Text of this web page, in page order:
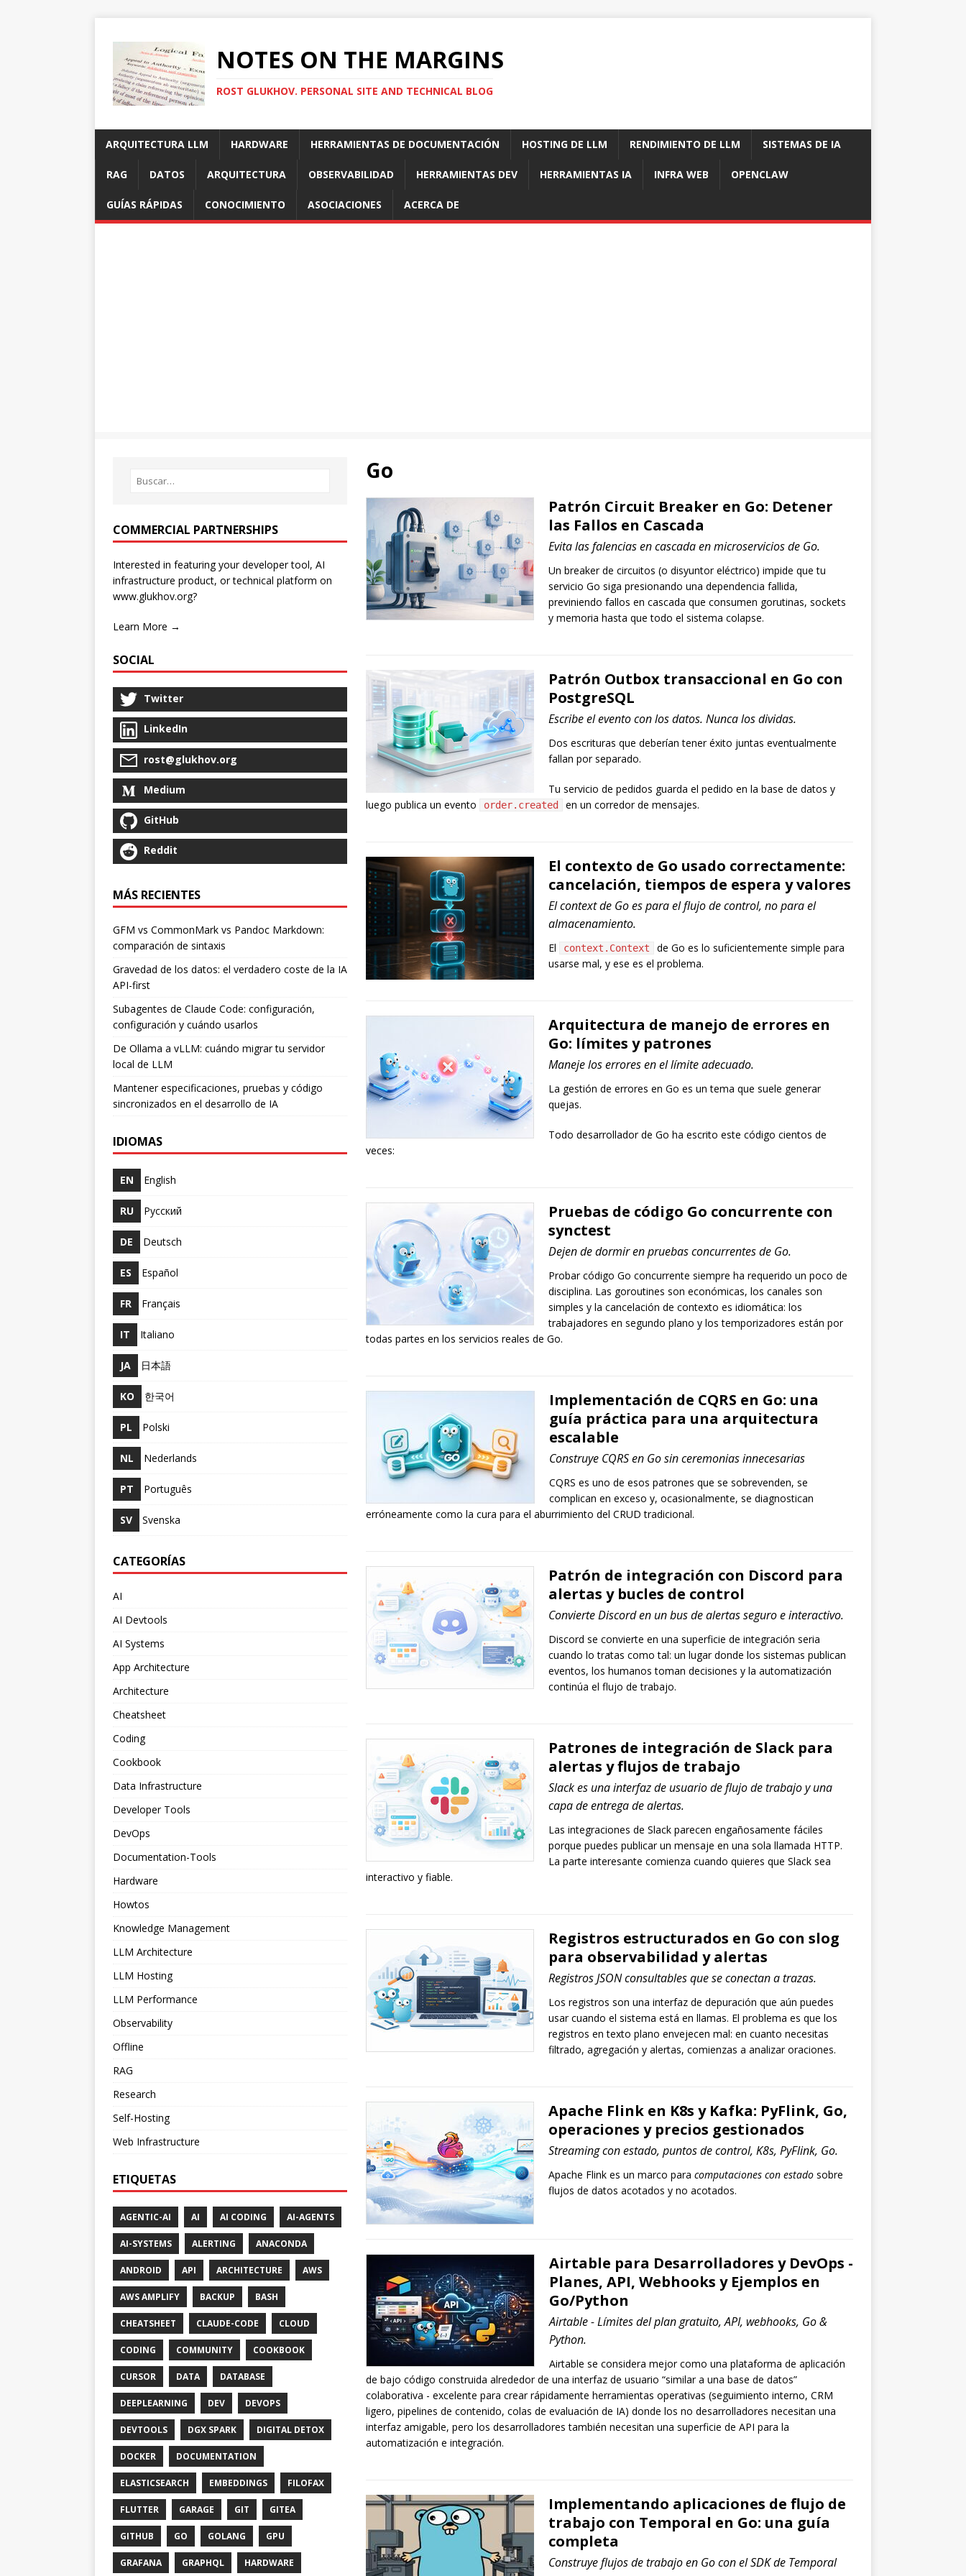
NOTES ON THE MARGINS
ROST GLUKHOV. PERSONAL SITE AND TECHNICAL BLOG
ARQUITECTURA LLM HARDWARE HERRAMIENTAS DE DOCUMENTACIÓN HOSTING DE LLM RENDIMIENTO DE LLM SISTEMAS DE IA
RAG DATOS ARQUITECTURA OBSERVABILIDAD HERRAMIENTAS DEV HERRAMIENTAS IA INFRA WEB OPENCLAW
GUÍAS RÁPIDAS CONOCIMIENTO ASOCIACIONES ACERCA DE
Go
Patrón Circuit Breaker en Go: Detener
las Fallos en Cascada
Evita las falencias en cascada en microservicios de Go.
Un breaker de circuitos (o disyuntor eléctrico) impide que tu
servicio Go siga presionando una dependencia fallida,
previniendo fallos en cascada que consumen gorutinas, sockets
y memoria hasta que todo el sistema colapse.
Patrón Outbox transaccional en Go con
PostgreSQL
Escribe el evento con los datos. Nunca los dividas.
Dos escrituras que deberían tener éxito juntas eventualmente
fallan por separado.
Tu servicio de pedidos guarda el pedido en la base de datos y
luego publica un evento
order.created en un corredor de mensajes.
El contexto de Go usado correctamente:
cancelación, tiempos de espera y valores
El context de Go es para el flujo de control, no para el
almacenamiento.
El context.Context
de Go es lo suficientemente simple para
usarse mal, y ese es el problema.
Arquitectura de manejo de errores en
Go: límites y patrones
Maneje los errores en el límite adecuado.
La gestión de errores en Go es un tema que suele generar
quejas.
Todo desarrollador de Go ha escrito este código cientos de
veces:
Pruebas de código Go concurrente con
synctest
Dejen de dormir en pruebas concurrentes de Go.
Probar código Go concurrente siempre ha requerido un poco de
disciplina. Las goroutines son económicas, los canales son
simples y la cancelación de contexto es idiomática: los
trabajadores en segundo plano y los temporizadores están por
todas partes en los servicios reales de Go.
Implementación de CQRS en Go: una
guía práctica para una arquitectura
escalable
Construye CQRS en Go sin ceremonias innecesarias
CQRS es uno de esos patrones que se sobrevenden, se
complican en exceso y, ocasionalmente, se diagnostican
erróneamente como la cura para el aburrimiento del CRUD tradicional.
Patrón de integración con Discord para
alertas y bucles de control
Convierte Discord en un bus de alertas seguro e interactivo.
Discord se convierte en una superficie de integración seria
cuando lo tratas como tal: un lugar donde los sistemas publican
eventos, los humanos toman decisiones y la automatización
continúa el flujo de trabajo.
Patrones de integración de Slack para
alertas y flujos de trabajo
Slack es una interfaz de usuario de flujo de trabajo y una
capa de entrega de alertas.
Las integraciones de Slack parecen engañosamente fáciles
porque puedes publicar un mensaje en una sola llamada HTTP.
La parte interesante comienza cuando quieres que Slack sea
interactivo y fiable.
Registros estructurados en Go con slog
para observabilidad y alertas
Registros JSON consultables que se conectan a trazas.
Los registros son una interfaz de depuración que aún puedes
usar cuando el sistema está en llamas. El problema es que los
registros en texto plano envejecen mal: en cuanto necesitas
filtrado, agregación y alertas, comienzas a analizar oraciones.
Apache Flink en K8s y Kafka: PyFlink, Go,
operaciones y precios gestionados
Streaming con estado, puntos de control, K8s, PyFlink, Go.
Apache Flink es un marco para computaciones con estadosobre
flujos de datos acotados y no acotados.
Airtable para Desarrolladores y DevOps -
Planes, API, Webhooks y Ejemplos en
Go/Python
Airtable - Límites del plan gratuito, API, webhooks, Go &
Python.
Airtable se considera mejor como una plataforma de aplicación
de bajo código construida alrededor de una interfaz de usuario “similar a una base de datos”
colaborativa - excelente para crear rápidamente herramientas operativas (seguimiento interno, CRM
ligero, pipelines de contenido, colas de evaluación de IA) donde los no desarrolladores necesitan una
interfaz amigable, pero los desarrolladores también necesitan una superficie de API para la
automatización e integración.
Implementando aplicaciones de flujo de
trabajo con Temporal en Go: una guía
completa
Construye flujos de trabajo en Go con el SDK de Temporal
COMMERCIAL PARTNERSHIPS
Interested in featuring your developer tool, AI
infrastructure product, or technical platform on
www.glukhov.org?
Learn More →
SOCIAL
Twitter
LinkedIn
rost@glukhov.org
Medium
GitHub
Reddit
MÁS RECIENTES
GFM vs CommonMark vs Pandoc Markdown:
comparación de sintaxis
Gravedad de los datos: el verdadero coste de la IA
API-first
Subagentes de Claude Code: configuración,
configuración y cuándo usarlos
De Ollama a vLLM: cuándo migrar tu servidor
local de LLM
Mantener especificaciones, pruebas y código
sincronizados en el desarrollo de IA
IDIOMAS
EN English
RU Русский
DE Deutsch
ES Español
FR Français
IT Italiano
JA 日本語
KO 한국어
PL Polski
NL Nederlands
PT Português
SV Svenska
CATEGORÍAS
AI
AI Devtools
AI Systems
App Architecture
Architecture
Cheatsheet
Coding
Cookbook
Data Infrastructure
Developer Tools
DevOps
Documentation-Tools
Hardware
Howtos
Knowledge Management
LLM Architecture
LLM Hosting
LLM Performance
Observability
Offline
RAG
Research
Self-Hosting
Web Infrastructure
ETIQUETAS
AGENTIC-AI AI AI CODING AI-AGENTS
AI-SYSTEMS ALERTING ANACONDA
ANDROID API ARCHITECTURE AWS
AWS AMPLIFY BACKUP BASH
CHEATSHEET CLAUDE-CODE CLOUD
CODING COMMUNITY COOKBOOK
CURSOR DATA DATABASE
DEEPLEARNING DEV DEVOPS
DEVTOOLS DGX SPARK DIGITAL DETOX
DOCKER DOCUMENTATION
ELASTICSEARCH EMBEDDINGS FILOFAX
FLUTTER GARAGE GIT GITEA
GITHUB GO GOLANG GPU
GRAFANA GRAPHQL HARDWARE